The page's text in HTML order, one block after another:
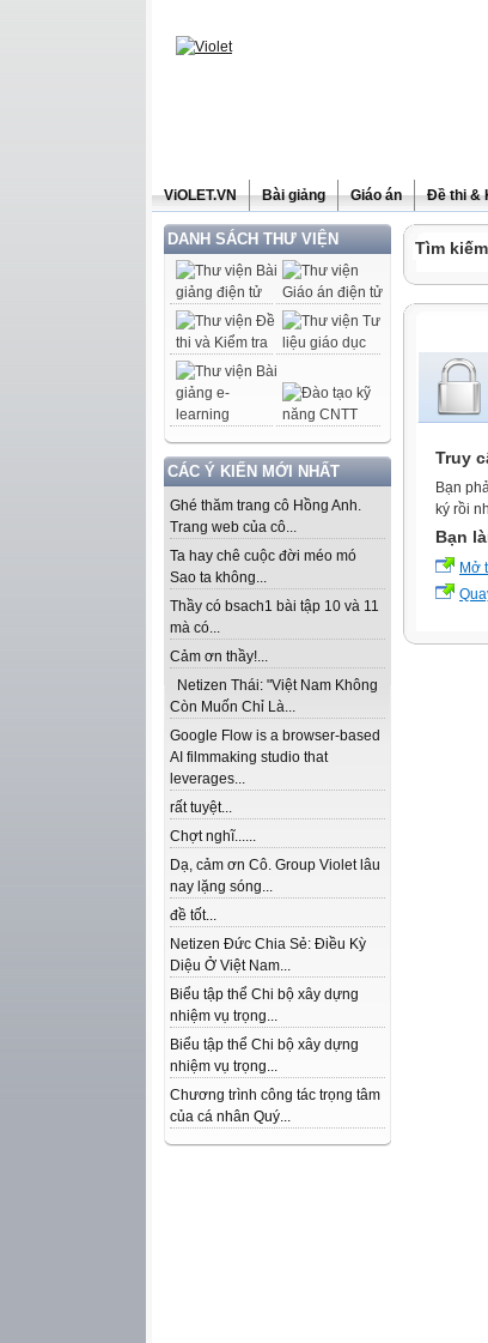
ViOLET.VN Bài giảng Giáo án Đề thi &
DANH SÁCH THƯ VIỆN
CÁC Ý KIẾN MỚI NHẤT
Ghé thăm trang cô Hồng Anh.
Trang web của cô...
Ta hay chê cuộc đời méo mó
Sao ta không...
Thầy có bsach1 bài tập 10 và 11
mà có...
Cảm ơn thầy!...
Netizen Thái: "Việt Nam Không
Còn Muốn Chỉ Là...
Google Flow is a browser-based
AI filmmaking studio that
leverages...
rất tuyệt...
Chợt nghĩ......
Dạ, cảm ơn Cô. Group Violet lâu
nay lặng sóng...
đề tốt...
Netizen Đức Chia Sẻ: Điều Kỳ
Diệu Ở Việt Nam...
Biểu tập thể Chi bộ xây dựng
nhiệm vụ trọng...
Biểu tập thể Chi bộ xây dựng
nhiệm vụ trọng...
Chương trình công tác trọng tâm
của cá nhân Quý...
Tìm
Truy
Bạn
ký rồi
Bạn
Mở